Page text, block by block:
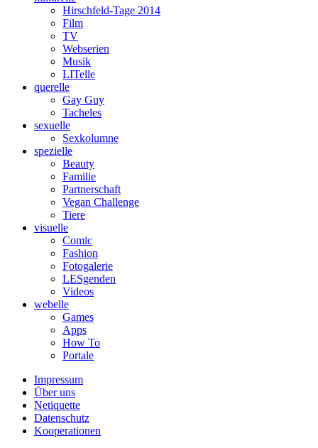
Hirschfeld-Tage 2014
Film
TV
Webserien
Musik
LITelle
querelle
Gay Guy
Tacheles
sexuelle
Sexkolumne
spezielle
Beauty
Familie
Partnerschaft
Vegan Challenge
Tiere
visuelle
Comic
Fashion
Fotogalerie
LESgenden
Videos
webelle
Games
Apps
How To
Portale
Impressum
Über uns
Netiquette
Datenschutz
Kooperationen